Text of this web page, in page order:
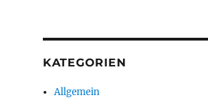
KATEGORIEN
Allgemein